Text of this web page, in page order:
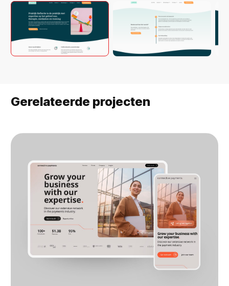
Gerelateerde projecten